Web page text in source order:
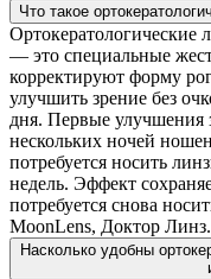
Что такое
— это специальные
корректируют форму
улучшить зрение без
дня. Первые улучшения
нескольких ночей
потребуется носить
недель. Эффект
потребуется снова
MoonLens, Доктор Линз.
Насколько удобны